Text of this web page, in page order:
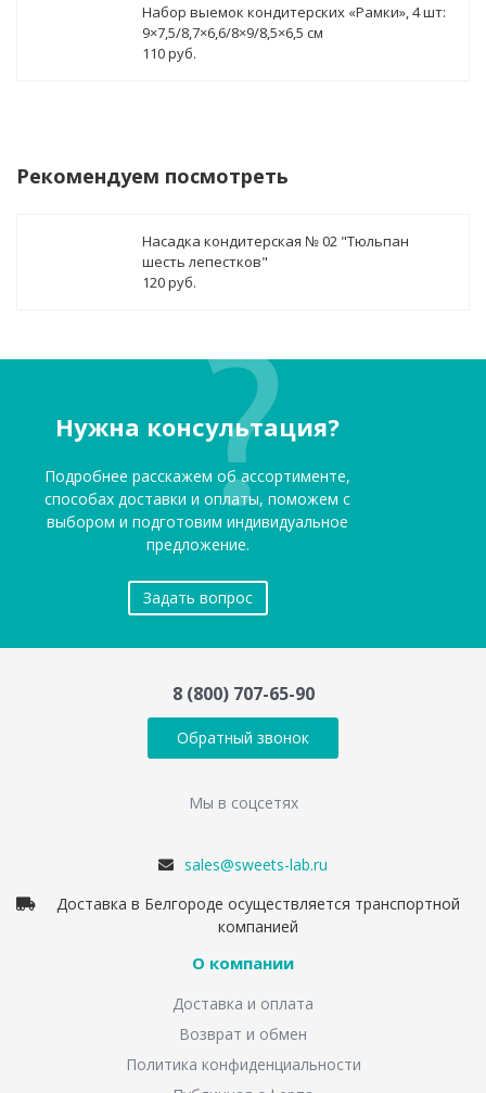
Набор выемок кондитерских «Рамки», 4 шт:
9×7,5/8,7×6,6/8×9/8,5×6,5 см
110 руб.
Рекомендуем посмотреть
Насадка кондитерская № 02 "Тюльпан
шесть лепестков"
120 руб.
Нужна консультация?
Подробнее расскажем об ассортименте,
способах доставки и оплаты, поможем с
выбором и подготовим индивидуальное
предложение.
Задать вопрос
8 (800) 707-65-90
Обратный звонок
Мы в соцсетях
sales@sweets-lab.ru
Доставка в Белгороде осуществляется транспортной
компанией
О компании
Доставка и оплата
Возврат и обмен
Политика конфиденциальности